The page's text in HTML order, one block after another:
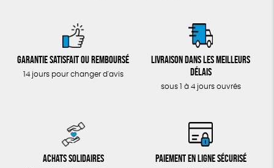
Garantie satisfait ou remboursé
14 jours pour changer d'avis
Livraison dans les meilleurs
délais
sous 1 à 4 jours ouvrés
Achats solidaires Paiement en ligne sécurisé